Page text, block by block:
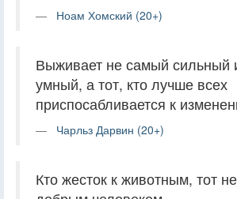
Ноам Хомский (20+)
Выживает не самый сильный
умный, а тот, кто лучше всех
приспосабливается к
Чарльз Дарвин (20+)
Кто жесток к животным, тот